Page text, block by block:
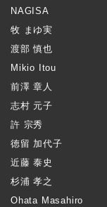
NAGISA
牧 まゆ実
渡部 慎也
Mikio Itou
前澤 章人
志村 元子
許 宗秀
徳留 加代子
近藤 泰史
杉浦 孝之
Ohata Masahiro